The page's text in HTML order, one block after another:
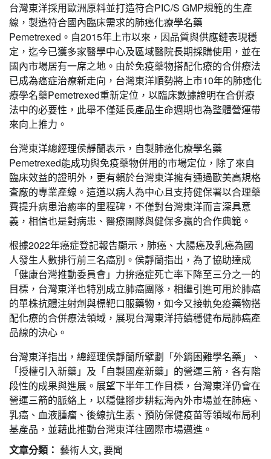
台灣東洋採用歐洲原料並打造符合PIC/S GMP規範的生產
線，製造符合國內臨床需求的肺癌化療學名藥
Pemetrexed。自2015年上市以來，因品質與供應鏈表現穩
定，迄今已獲多家醫學中心及區域醫院長期採購使用，並在
國內市場居有一席之地。由於免疫藥物搭配化療的合併療法
已成為癌症治療新走向，台灣東洋順勢將上市10年的肺癌化
療學名藥Pemetrexed重新定位，以臨床數據證明在合併療
法中的必要性，此舉不僅延長產品生命週期也為整體營運帶
來向上推力。
台灣東洋總經理侯靜蘭表示，自製肺癌化療學名藥
Pemetrexed能成功與免疫藥物併用的市場定位，除了來自
臨床效益的證明外，更有賴於台灣東洋擁有通過歐美高規格
査廠的專業產線。這道以病人為中心且支持健保署以合理藥
費提升病患治癒率的里程碑，不僅對台灣東洋而言深具意
義，相信也是對病患、醫療團隊與健保多贏的合作典範。
根據2022年癌症登記報告顯示，肺癌、大腸癌及乳癌為國
人發生人數排行前三名癌別。侯靜蘭指出，為了協助達成
「健康台灣推動委員會」力拚癌症死亡率下降至三分之一的
目標，台灣東洋也特別成立肺癌團隊，相繼引進可用於肺癌
的單株抗體注射劑與標靶口服藥物，如今又接軌免疫藥物搭
配化療的合併療法領域，展現台灣東洋持續穩健布局肺癌產
品線的決心。
台灣東洋指出，總經理侯靜蘭所擘劃「外銷困難學名藥」、
「授權引入新藥」及「自製國產新藥」的營運三箭，各有階
段性的成果與進展。展望下半年工作目標，台灣東洋仍會在
營運三箭的脈絡上，以穩健腳步耕耘海內外市場並在肺癌、
乳癌、血液腫瘤、後線抗生素、預防保健疫苗等領域布局利
基產品，並藉此推動台灣東洋往國際市場邁進。
文章分類： 藝術人文,要聞